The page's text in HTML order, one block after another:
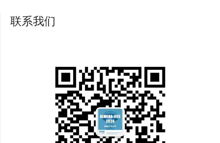
联系我们